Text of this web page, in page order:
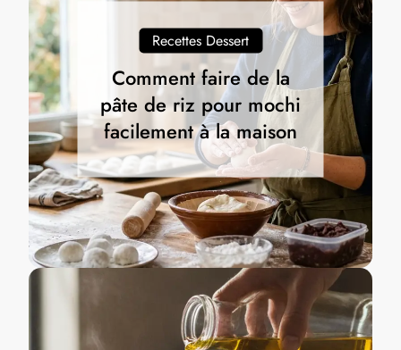
Recettes Dessert
Comment faire de la
pâte de riz pour mochi
facilement à la maison